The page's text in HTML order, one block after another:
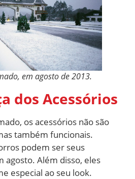
em agosto de 2013.
dos Acessórios
os acessórios não são
também funcionais.
podem ser seus
agosto. Além disso, eles
especial ao seu look.